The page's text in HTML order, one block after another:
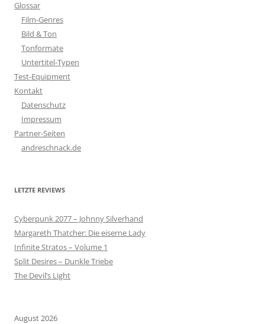
Glossar
Film-Genres
Bild & Ton
Tonformate
Untertitel-Typen
Test-Equipment
Kontakt
Datenschutz
Impressum
Partner-Seiten
andreschnack.de
LETZTE REVIEWS
Cyberpunk 2077 – Johnny Silverhand
Margareth Thatcher: Die eiserne Lady
Infinite Stratos – Volume 1
Split Desires – Dunkle Triebe
The Devil’s Light
August 2026